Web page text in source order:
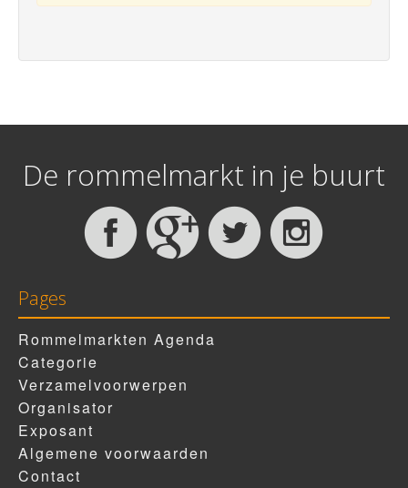
De rommelmarkt in je buurt
Pages
Rommelmarkten Agenda
Categorie
Verzamelvoorwerpen
Organisator
Exposant
Algemene voorwaarden
Contact